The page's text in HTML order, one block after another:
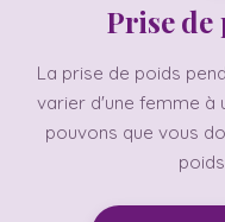
Prise de
La prise de poids
varier d'une femme à
pouvons que vous